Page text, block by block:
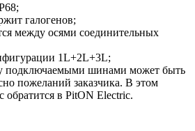
галогенов;
между осями соединительных
1L+2L+3L;
подключаемыми шинами может быть
пожеланий заказчика. В этом
обратится в PitON Electric.